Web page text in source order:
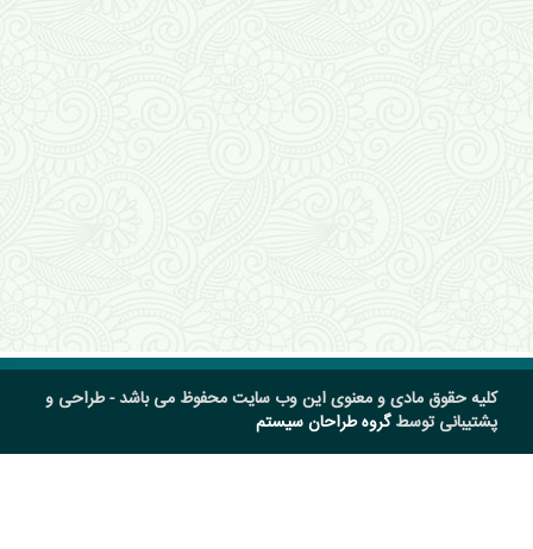
کلیه حقوق مادی و معنوی این وب سایت محفوظ می باشد - طراحی و
پشتیبانی توسطگروه طراحان سیستم